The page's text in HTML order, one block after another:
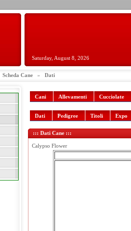
Saturday, August 8, 2026
Scheda Cane » Dati
Cani Allevamenti Cucciolate
Dati Pedigree Titoli Expo
::: Dati Cane :::
Calypso Flower